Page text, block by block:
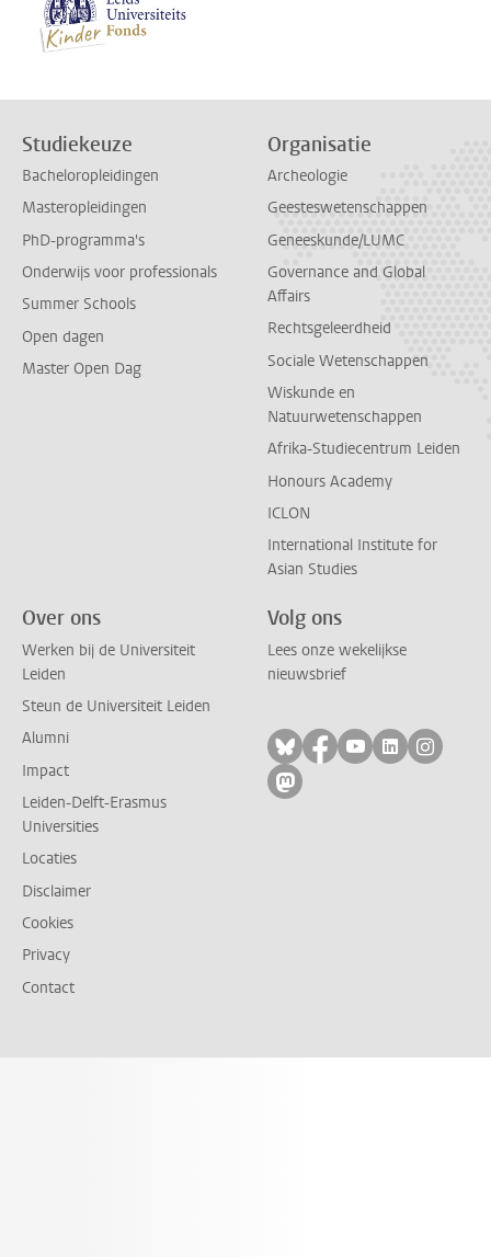
Studiekeuze
Bacheloropleidingen
Masteropleidingen
PhD-programma's
Onderwijs voor professionals
Summer Schools
Open dagen
Master Open Dag
Organisatie
Archeologie
Geesteswetenschappen
Geneeskunde/LUMC
Governance and Global
Affairs
Rechtsgeleerdheid
Sociale Wetenschappen
Wiskunde en
Natuurwetenschappen
Afrika-Studiecentrum Leiden
Honours Academy
ICLON
International Institute for
Asian Studies
Over ons
Werken bij de Universiteit
Leiden
Steun de Universiteit Leiden
Alumni
Impact
Leiden-Delft-Erasmus
Universities
Locaties
Disclaimer
Cookies
Privacy
Contact
Volg ons
Lees onze wekelijkse
nieuwsbrief
Volg ons op bluesky
Volg ons op
Volg ons op
Volg ons
Volg
Volg ons op mastodon